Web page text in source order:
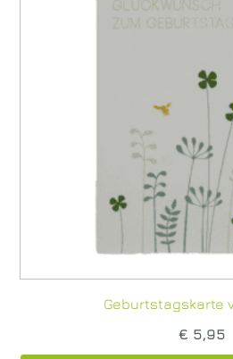
Geburtstagskarte
€ 5,95